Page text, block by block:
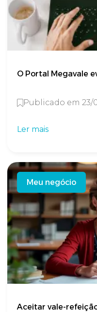
O Portal Megavale
Ler mais
Publicado em 23/
Meu negócio
Aceitar vale-